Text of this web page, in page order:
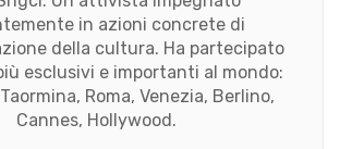
in azioni concrete di
della cultura. Ha partecipato
esclusivi e importanti al mondo:
Roma, Venezia, Berlino,
Cannes, Hollywood.